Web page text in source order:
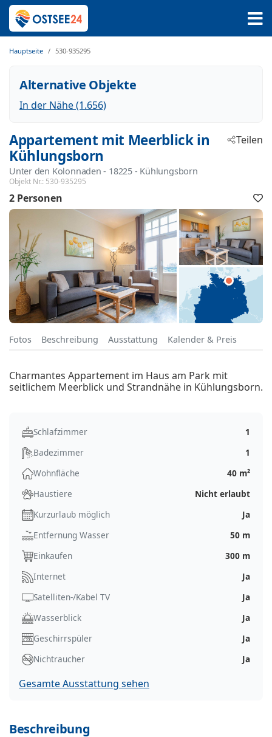
Hauptseite 530-935295
Alternative Objekte
In der Nähe (1.656)
Appartement mit Meerblick in
Kühlungsborn
Unter den Kolonnaden - 18225 - Kühlungsborn
Objekt Nr.: 530-935295
Teilen
2 Personen
Fotos Beschreibung Ausstattung Kalender & Preis
Charmantes Appartement im Haus am Park mit
seitlichem Meerblick und Strandnähe in Kühlungsborn.
Schlafzimmer
1
Badezimmer
1
Wohnfläche
40 m²
Haustiere
Nicht erlaubt
Kurzurlaub möglich
Ja
Entfernung Wasser
50 m
Einkaufen
300 m
Internet
Ja
Satelliten-/Kabel TV
Ja
Wasserblick
Ja
Geschirrspüler
Ja
Nichtraucher
Ja
Gesamte Ausstattung sehen
Beschreibung